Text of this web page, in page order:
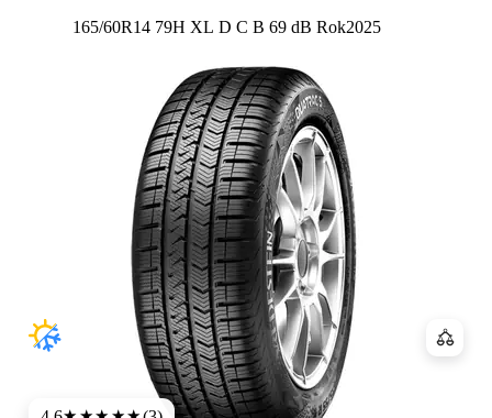
165/60R14 79H XL Etykieta:
D C B 69 dB Rok2025